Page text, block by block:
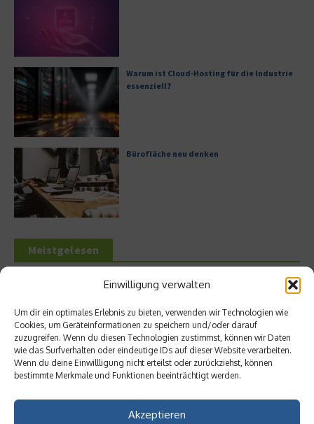
Einwilligung verwalten
Um dir ein optimales Erlebnis zu bieten, verwenden wir Technologien wie
Cookies, um Geräteinformationen zu speichern und/oder darauf
zuzugreifen. Wenn du diesen Technologien zustimmst, können wir Daten
wie das Surfverhalten oder eindeutige IDs auf dieser Website verarbeiten.
Wenn du deine Einwillligung nicht erteilst oder zurückziehst, können
bestimmte Merkmale und Funktionen beeinträchtigt werden.
Akzeptieren
Warum ist Cloud-Hosting für die Industrie
essenziell?
Bürofläche neu denken
Meistgelesen
Leitfaden zur Eröffnung eines
Geschäftskontos für kleine Unternehmen
Hilton Worldwide: Eine Ikone der globalen
Hotellerie im Wandel der Zeit